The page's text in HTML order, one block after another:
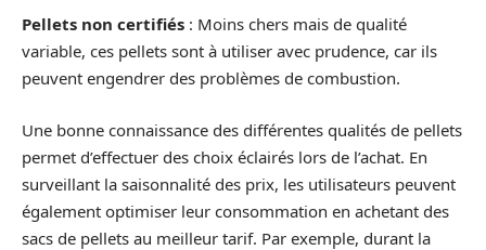
Pellets non certifiés : Moins chers mais de qualité
variable, ces pellets sont à utiliser avec prudence, car ils
peuvent engendrer des problèmes de combustion.
Une bonne connaissance des différentes qualités de pellets
permet d’effectuer des choix éclairés lors de l’achat. En
surveillant la saisonnalité des prix, les utilisateurs peuvent
également optimiser leur consommation en achetant des
sacs de pellets au meilleur tarif. Par exemple, durant la